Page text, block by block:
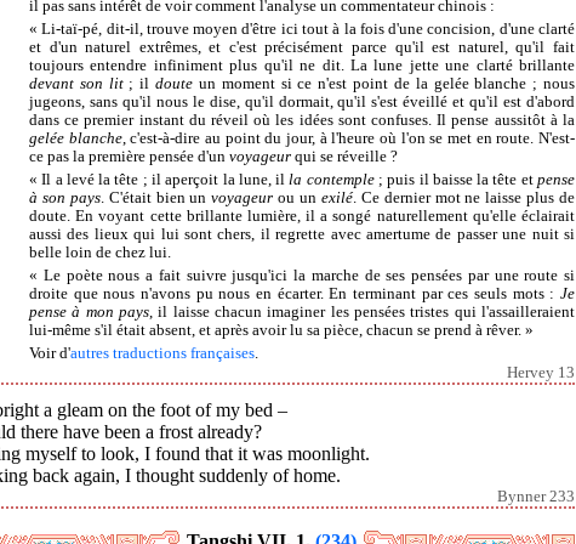
il pas sans intérêt de voir comment l'analyse un commentateur chinois :
« Li-taï-pé, dit-il, trouve moyen d'être ici tout à la fois d'une concision, d'une clarté
et d'un naturel extrêmes, et c'est précisément parce qu'il est naturel, qu'il fait
toujours entendre infiniment plus qu'il ne dit. La lune jette une clarté brillante
devant son lit; ildoute un moment si ce n'est point de la gelée blanche ; nous
jugeons, sans qu'il nous le dise, qu'il dormait, qu'il s'est éveillé et qu'il est d'abord
dans ce premier instant du réveil où les idées sont confuses. Il pense aussitôt à la
gelée blanche, c'est-à-dire au point du jour, à l'heure où l'on se met en route. N'est-
ce pas la première pensée d'un voyageur qui se réveille ?
« Il a levé la tête ; il aperçoit la lune, il la contemple; puis il baisse la tête etpense
à son pays. C'était bien unvoyageur ou un exilé. Ce dernier mot ne laisse plus de
doute. En voyant cette brillante lumière, il a songé naturellement qu'elle éclairait
aussi des lieux qui lui sont chers, il regrette avec amertume de passer une nuit si
belle loin de chez lui.
« Le poète nous a fait suivre jusqu'ici la marche de ses pensées par une route si
droite que nous n'avons pu nous en écarter. En terminant par ces seuls mots : Je
pense à mon pays , il laisse chacun imaginer les pensées tristes qui l'assailleraient
lui-même s'il était absent, et après avoir lu sa pièce, chacun se prend à rêver. »
Voir d'autres traductions françaises
Hervey 13
a gleam on the foot of my bed –
there have been a frost already?
myself to look, I found that it was moonlight.
back again, I thought suddenly of home.
Bynner 233